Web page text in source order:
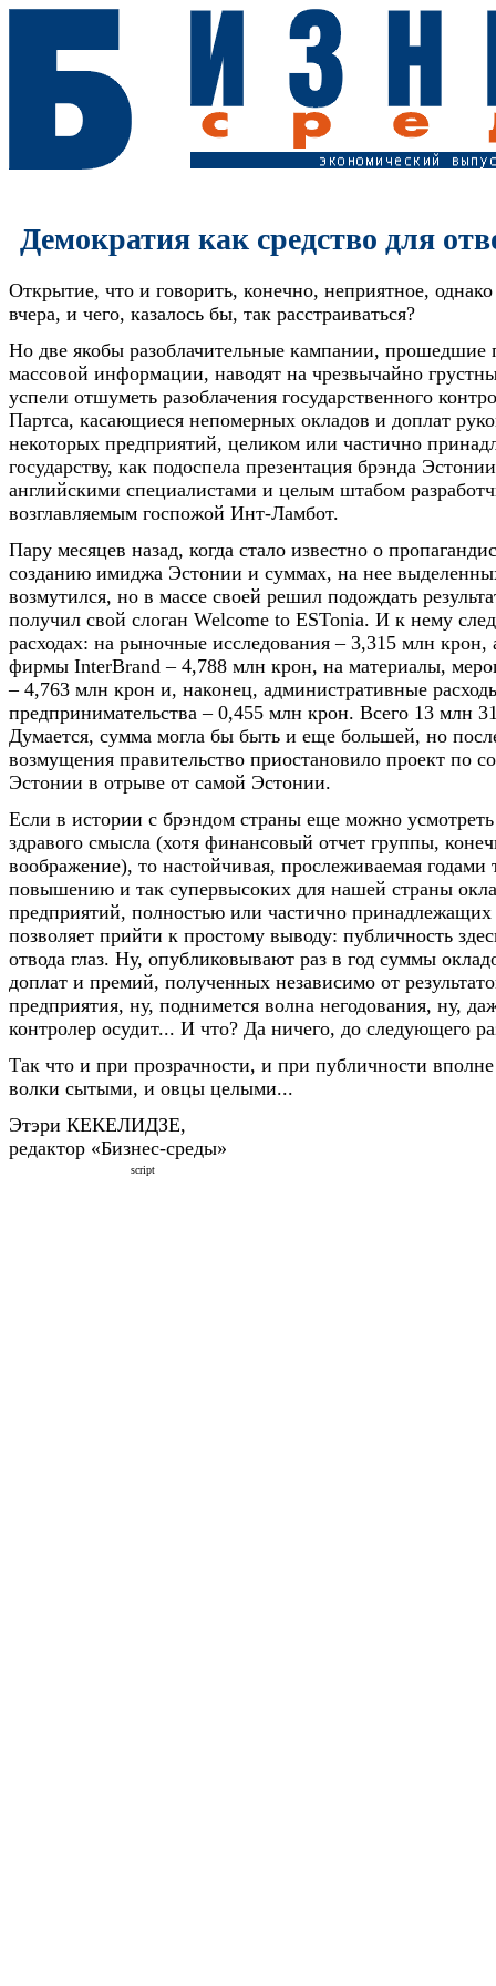
Демократия как средство для
Открытие, что и говорить, конечно, неприятное,
вчера, и чего, казалось бы, так расстраиваться?
Но две якобы разоблачительные кампании, прошедшие
массовой информации, наводят на чрезвычайно
успели отшуметь разоблачения государственного
Партса, касающиеся непомерных окладов и доплат
некоторых предприятий, целиком или частично
государству, как подоспела презентация брэнда
английскими специалистами и целым штабом
возглавляемым госпожой Инт-Ламбот.
Пару месяцев назад, когда стало известно о
созданию имиджа Эстонии и суммах, на нее
возмутился, но в массе своей решил подождать
получил свой слоган Welcome to ESTonia. И к нему
расходах: на рыночные исследования – 3,315 млн крон,
фирмы InterBrand – 4,788 млн крон, на материалы,
– 4,763 млн крон и, наконец, административные
предпринимательства – 0,455 млн крон. Всего 13 млн
Думается, сумма могла бы быть и еще большей, но
возмущения правительство приостановило проект по
Эстонии в отрыве от самой Эстонии.
Если в истории с брэндом страны еще можно
здравого смысла (хотя финансовый отчет группы,
воображение), то настойчивая, прослеживаемая годами
повышению и так супервысоких для нашей страны
предприятий, полностью или частично принадлежащих
позволяет прийти к простому выводу: публичность
отвода глаз. Ну, опубликовывают раз в год суммы
доплат и премий, полученных независимо от
предприятия, ну, поднимется волна негодования, ну,
контролер осудит... И что? Да ничего, до следующего
Так что и при прозрачности, и при публичности
волки сытыми, и овцы целыми...
Этэри КЕКЕЛИДЗЕ,
редактор «Бизнес-среды»
script